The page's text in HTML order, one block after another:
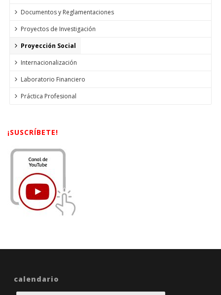
Documentos y Reglamentaciones
Proyectos de Investigación
Proyección Social
Internacionalización
Laboratorio Financiero
Práctica Profesional
¡SUSCRÍBETE!
calendario